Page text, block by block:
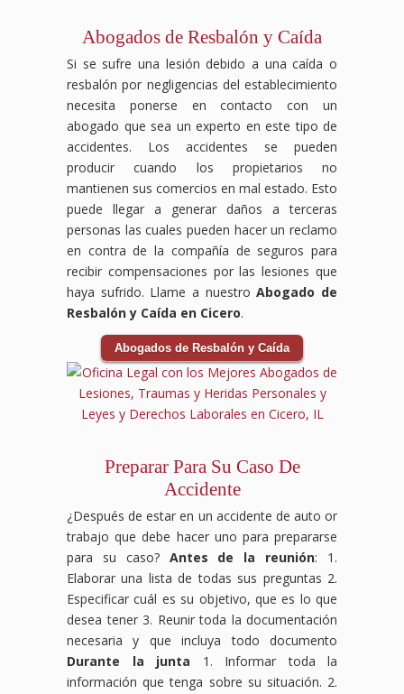
Abogados de Resbalón y Caída
Si se sufre una lesión debido a una caída o
resbalón por negligencias del establecimiento
necesita ponerse en contacto con un
abogado que sea un experto en este tipo de
accidentes. Los accidentes se pueden
producir cuando los propietarios no
mantienen sus comercios en mal estado. Esto
puede llegar a generar daños a terceras
personas las cuales pueden hacer un reclamo
en contra de la compañía de seguros para
recibir compensaciones por las lesiones que
haya sufrido. Llame a nuestroAbogado de
Resbalón y Caída en Cicero.
Abogados de Resbalón y Caída
Preparar Para Su Caso De
Accidente
¿Después de estar en un accidente de auto or
trabajo que debe hacer uno para prepararse
para su caso? Antes de la reunión: 1.
Elaborar una lista de todas sus preguntas 2.
Especificar cuál es su objetivo, que es lo que
desea tener 3. Reunir toda la documentación
necesaria y que incluya todo documento
Durante la junta 1. Informar toda la
información que tenga sobre su situación. 2.